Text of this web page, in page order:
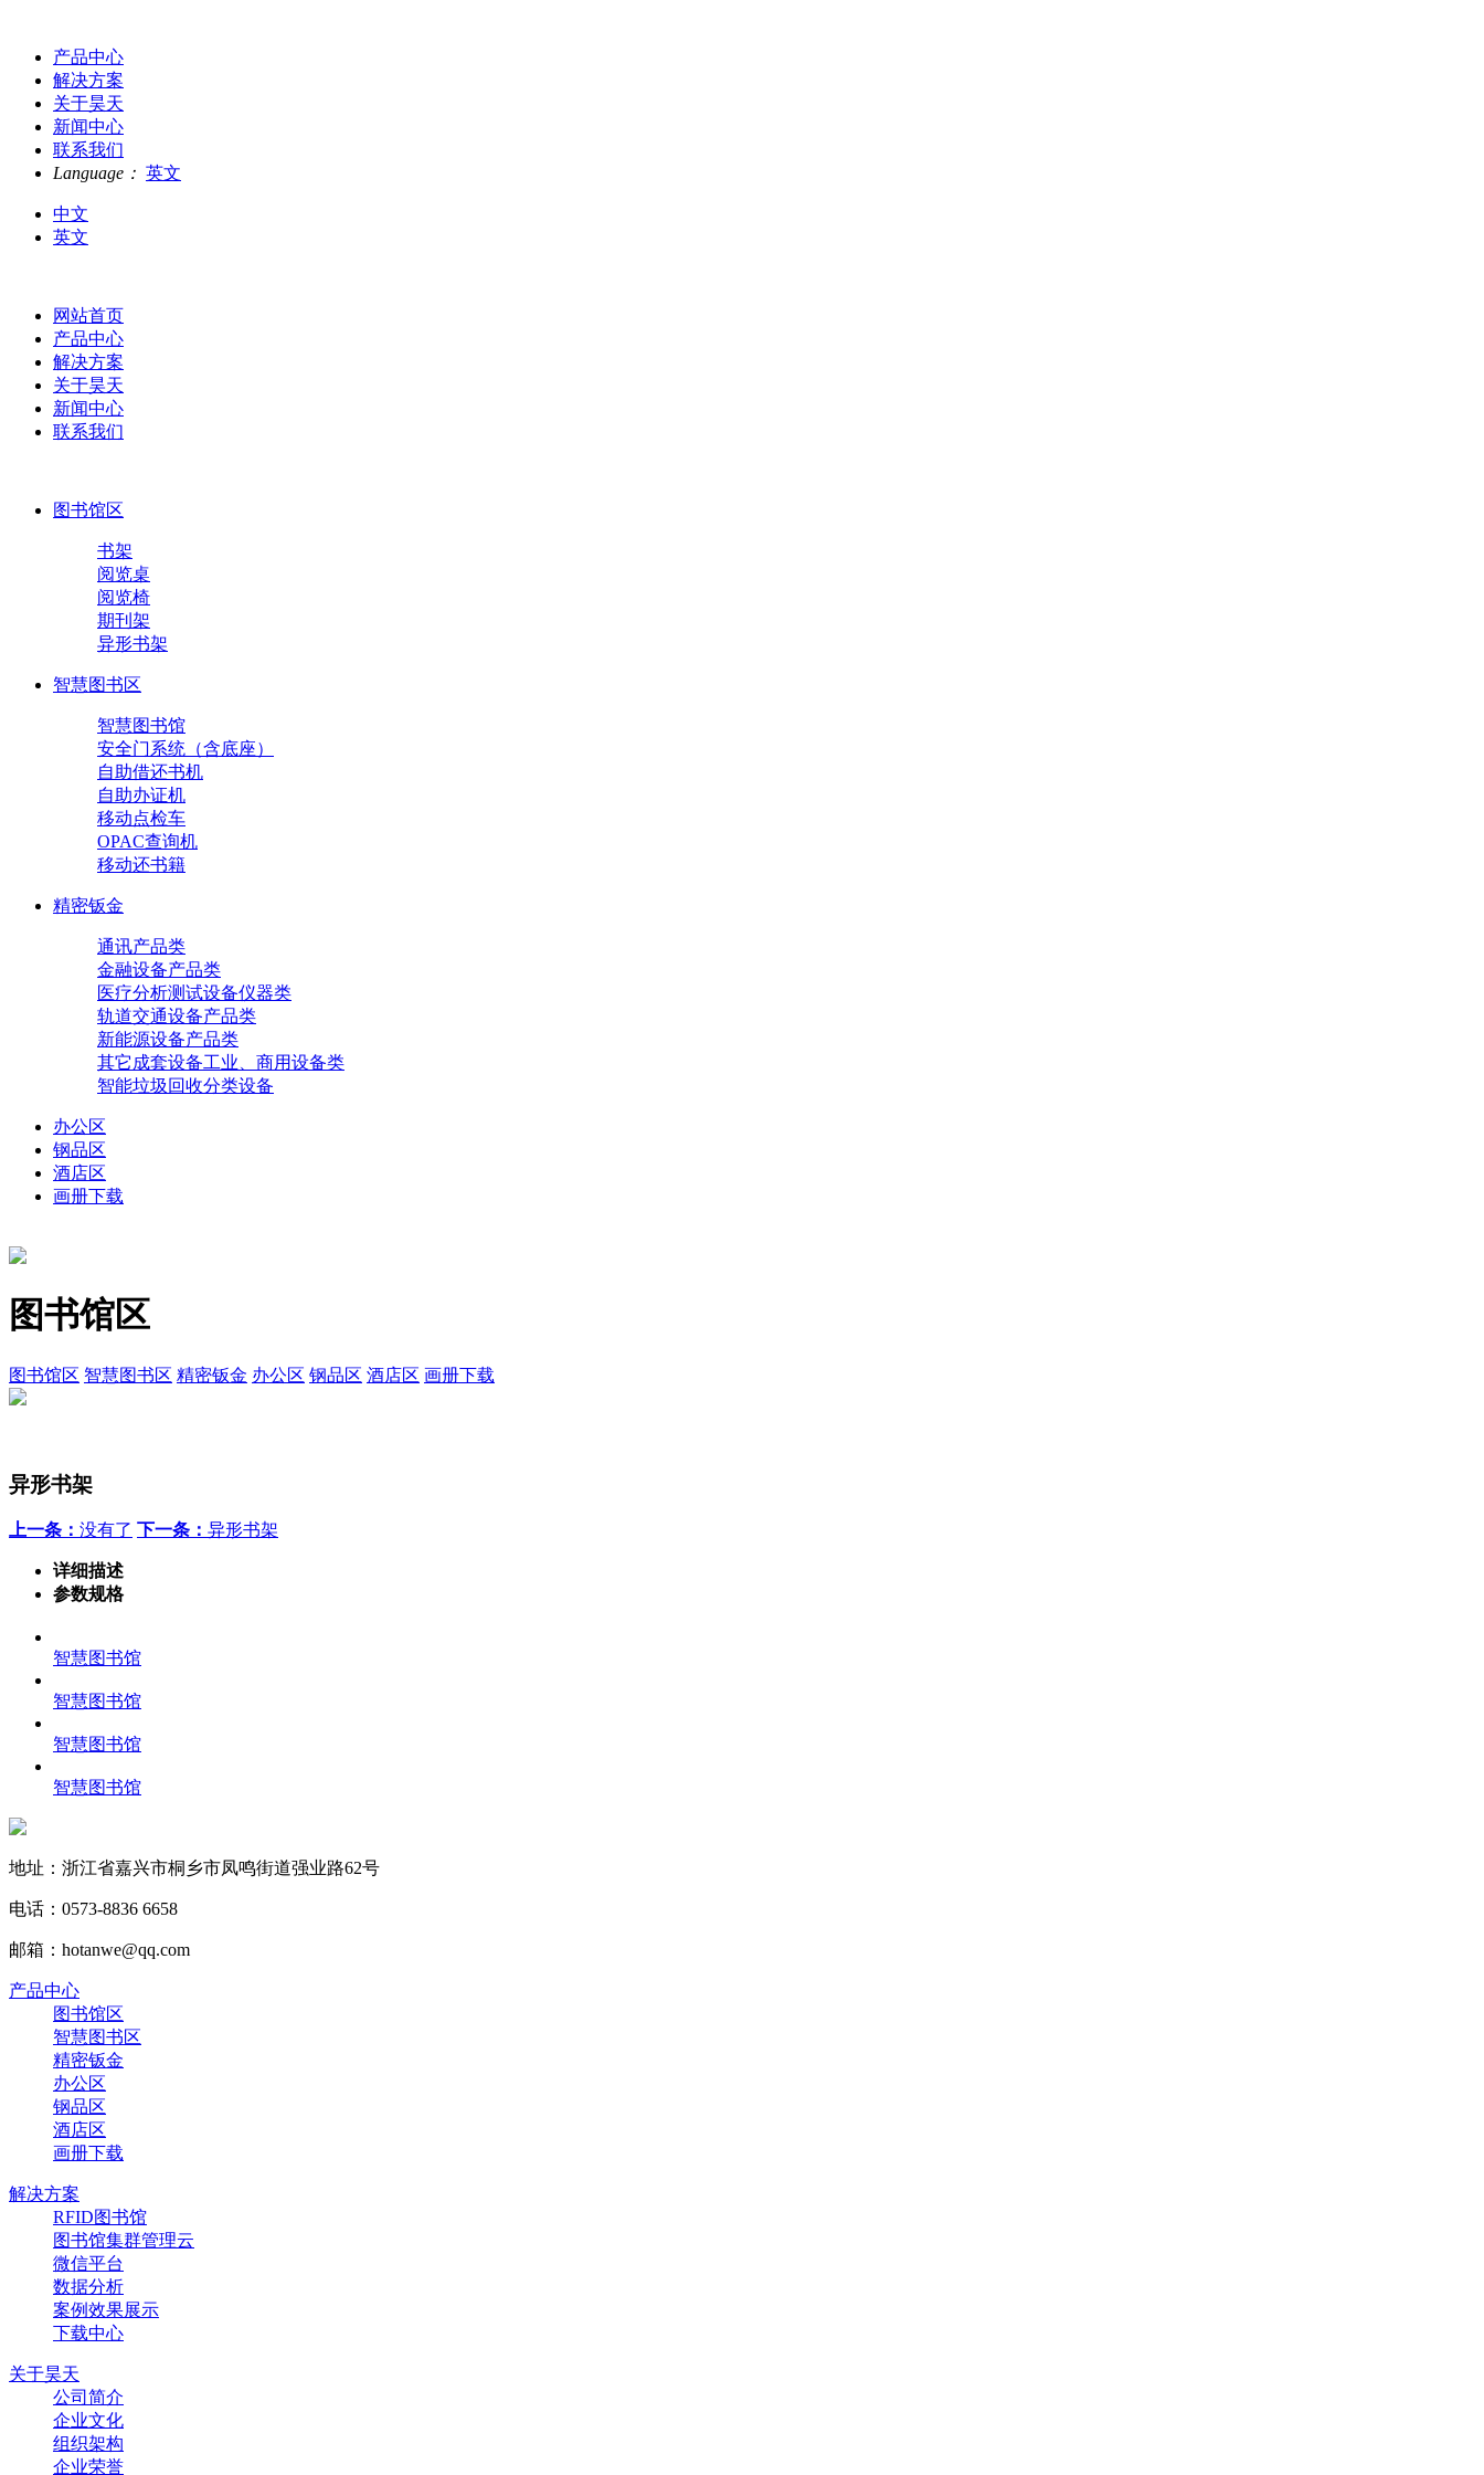
产品中心
解决方案
关于昊天
新闻中心
联系我们
Language： 英文
中文
英文
网站首页
产品中心
解决方案
关于昊天
新闻中心
联系我们
图书馆区
书架
阅览桌
阅览椅
期刊架
异形书架
智慧图书区
智慧图书馆
安全门系统（含底座）
自助借还书机
自助办证机
移动点检车
OPAC查询机
移动还书籍
精密钣金
通讯产品类
金融设备产品类
医疗分析测试设备仪器类
轨道交通设备产品类
新能源设备产品类
其它成套设备工业、商用设备类
智能垃圾回收分类设备
办公区
钢品区
酒店区
画册下载
图书馆区
图书馆区 智慧图书区 精密钣金 办公区 钢品区 酒店区 画册下载
异形书架
上一条： 没有了 下一条： 异形书架
详细描述
参数规格
智慧图书馆
智慧图书馆
智慧图书馆
智慧图书馆
地址：浙江省嘉兴市桐乡市凤鸣街道强业路62号
电话：0573-8836 6658
邮箱：hotanwe@qq.com
产品中心
图书馆区
智慧图书区
精密钣金
办公区
钢品区
酒店区
画册下载
解决方案
RFID图书馆
图书馆集群管理云
微信平台
数据分析
案例效果展示
下载中心
关于昊天
公司简介
企业文化
组织架构
企业荣誉